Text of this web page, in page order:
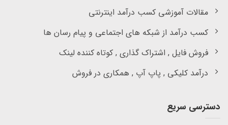
مقالات آموزشی کسب درآمد اینترنتی
کسب درآمد از شبکه های اجتماعی و پیام رسان ها
فروش فایل , اشتراک گذاری , کوتاه کننده لینک
درآمد کلیکی , پاپ آپ , همکاری در فروش
دسترسی سریع